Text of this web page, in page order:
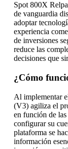
Spot 800X
de vanguardia
adoptar
experiencia
de inversiones
reduce las
decisiones que
¿Cómo
Al implementar
(V3) agiliza el
en función de
configurar su
plataforma se
información